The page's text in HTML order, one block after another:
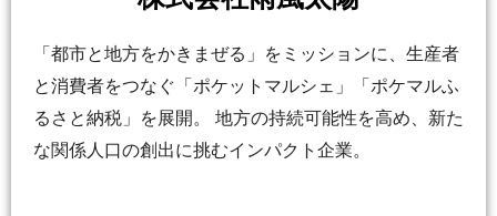
「都市と地方をかきまぜる」をミッションに、生産者
と消費者をつなぐ「ポケットマルシェ」「ポケマルふ
るさと納税」を展開。 地方の持続可能性を高め、新た
な関係人口の創出に挑むインパクト企業。